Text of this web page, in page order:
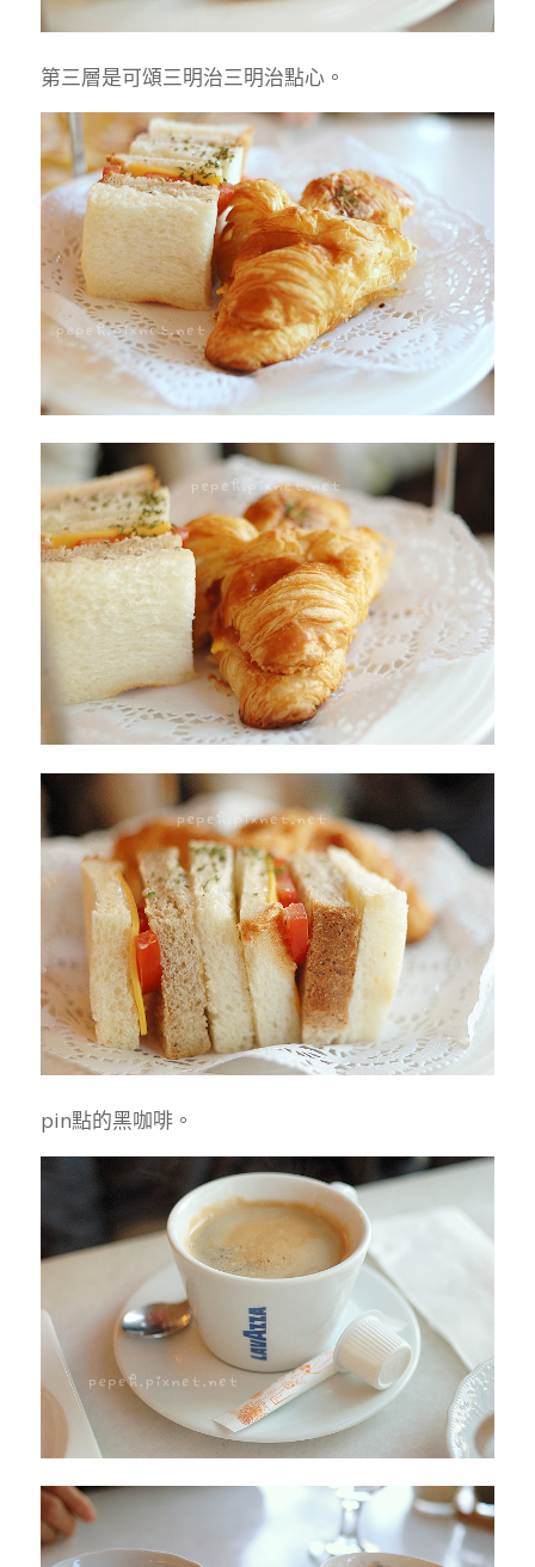
第三層是可頌三明治三明治點心。
pin點的黑咖啡。